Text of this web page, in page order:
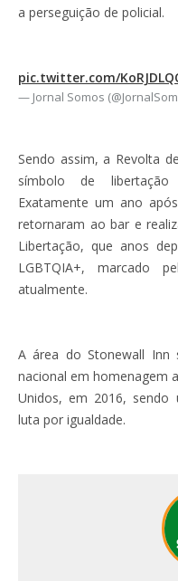
a perseguição de policial.
pic.twitter.com/
— Jornal Somos
Sendo assim, a Revolta
símbolo de
Exatamente um ano
retornaram ao bar e
Libertação, que anos
LGBTQIA+, marcado
atualmente.
A área do Stonewall
nacional em homenagem
Unidos, em 2016, sendo
luta por igualdade.